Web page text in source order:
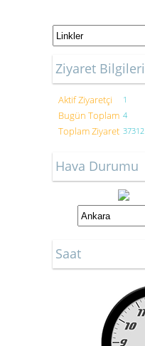
Ziyaret Bilgileri
Aktif Ziyaretçi 1
Bugün Toplam 4
Toplam Ziyaret 37312
Hava Durumu
Saat